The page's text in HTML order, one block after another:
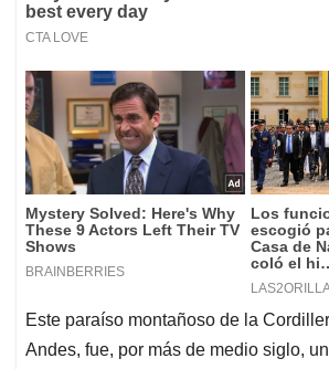
Este paraíso montañoso de la
Andes, fue, por más de medio siglo,